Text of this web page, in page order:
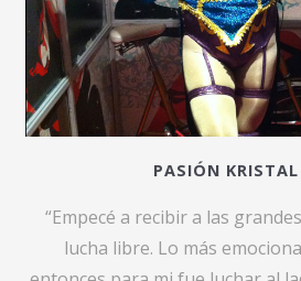
PASIÓN KRISTAL
“Empecé a recibir a las
lucha libre. Lo más